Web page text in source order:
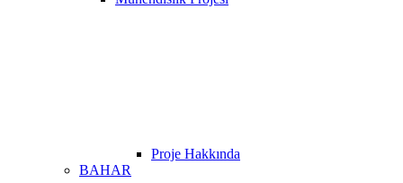
Proje Hakkında
BAHAR